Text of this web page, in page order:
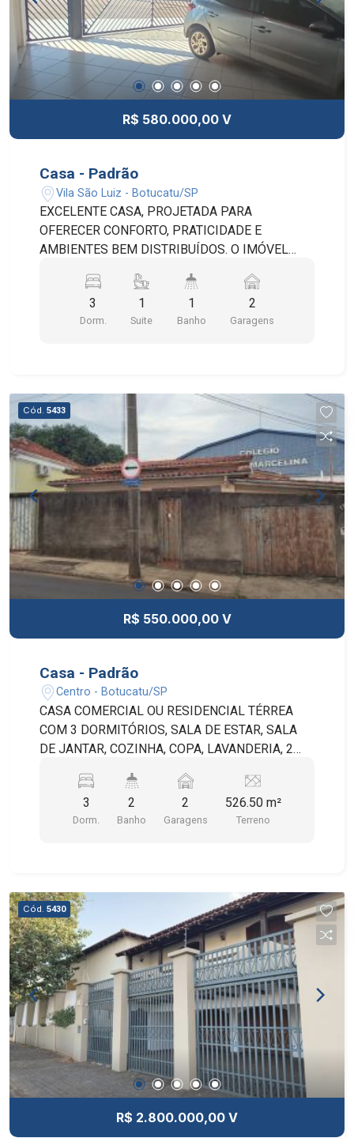
R$ 580.000,00 V
Casa - Padrão
Vila São Luiz - Botucatu/SP
EXCELENTE CASA, PROJETADA PARA
OFERECER CONFORTO, PRATICIDADE E
AMBIENTES BEM DISTRIBUÍDOS. O IMÓVEL
AMPLA SALA DE ESTAR INTEGRADA À SALA DE
JANTAR, COZINHA PLANEJADA COM BALCÃO,
LAVANDERIA EQUIPADA COM ARMÁRIOS,
PLANEJADOS, PROPORCIONANDO MELHOR
APROVEITAMENTO DOS ESPAÇOS. OS
BANHEIROS POSSUEM GABINETE E BOX EM
VIDRO. A GARAGEM É COBERTA E EQUIPADA
COM PORTÃO ELETRÔNICO, OFERECENDO MAIS
SEGURANÇA E COMODIDADE. COM ÓTIMA
VENTILAÇÃO E ABUNDANTE ILUMINAÇÃO
NATURAL, A CASA APRESENTA EXCELENTE
PADRÃO DE ACABAMENTO E ESTÁ SITUADA EM
UMA LOCALIZAÇÃO PRIVILEGIADA NO BAIRRO,
PRÓXIMA A COMÉRCIOS, SERVIÇOS E DE FÁCIL
ACESSO ÀS PRINCIPAIS VIAS.
3
Dorm.
1
Suite
1
Banho
2
Garagens
Cód. 5433
R$ 550.000,00 V
Casa - Padrão
Centro - Botucatu/SP
CASA COMERCIAL OU RESIDENCIAL TÉRREA
COM 3 DORMITÓRIOS, SALA DE ESTAR, SALA
DE JANTAR, COZINHA, COPA, LAVANDERIA, 2
SERVIÇO, QUINTAL E 2 VAGAS NA GARAGEM. A
ÁREA TOTAL DO TERRENO (13,5 X 39) = 526,5M²
- SENDO 224,2M² DE ÁREA CONSTRUÍDA.
3
Dorm.
2
Banho
2
Garagens
526.50 m²
Terreno
Cód. 5430
R$ 2.800.000,00 V